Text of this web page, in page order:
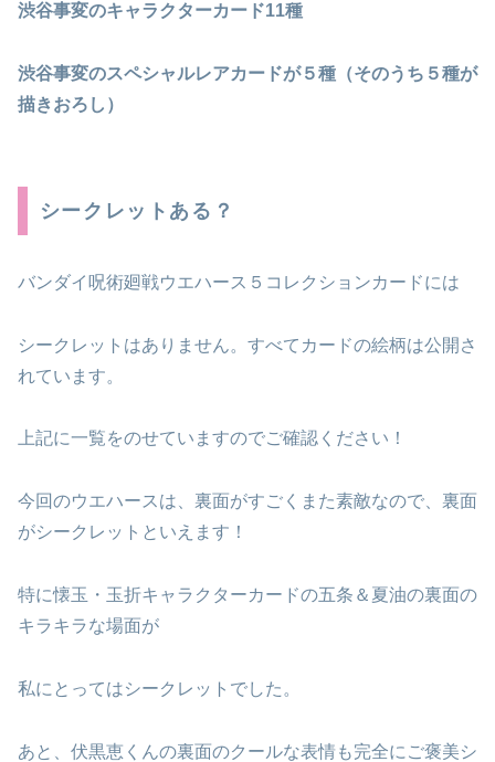
渋谷事変のキャラクターカード11種
渋谷事変のスペシャルレアカードが５種（そのうち５種が
描きおろし）
シークレットある？
バンダイ呪術廻戦ウエハース５コレクションカードには
シークレットはありません。すべてカードの絵柄は公開さ
れています。
上記に一覧をのせていますのでご確認ください！
今回のウエハースは、裏面がすごくまた素敵なので、裏面
がシークレットといえます！
特に懐玉・玉折キャラクターカードの五条＆夏油の裏面の
キラキラな場面が
私にとってはシークレットでした。
あと、伏黒恵くんの裏面のクールな表情も完全にご褒美シ